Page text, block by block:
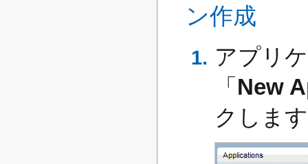
ン作成
アプリ
「 New
クしま